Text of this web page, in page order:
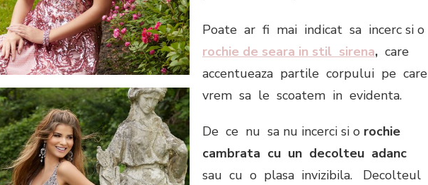
Poate ar fi mai indicat sa incerc si o
rochie de seara in stil sirena, care
accentueaza partile corpului pe care
vrem sa le scoatem in evidenta.
De ce nu sa nu incerci si o rochie
cambrata cu un decolteu adanc
sau cu o plasa invizibila. Decolteul